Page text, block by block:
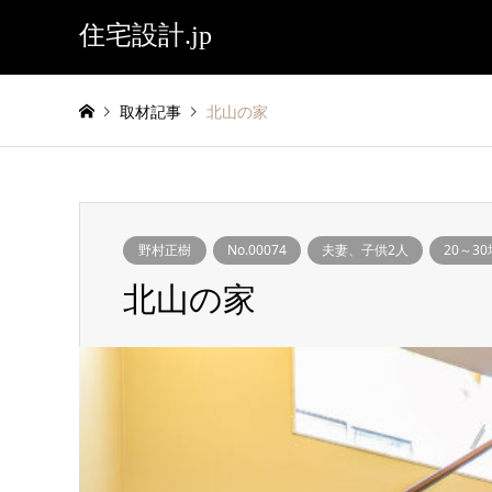
住宅設計.jp
取材記事 北山の家
野村正樹 No.00074 夫妻、子供2人 20～30
北山の家